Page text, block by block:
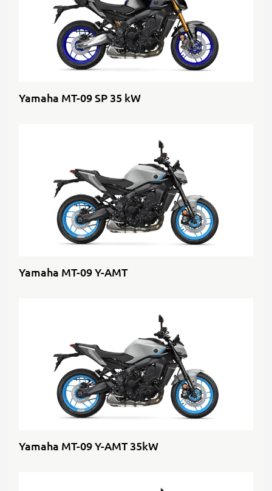
Yamaha MT-09 SP 35 kW
Yamaha MT-09 Y-AMT
Yamaha MT-09 Y-AMT 35kW